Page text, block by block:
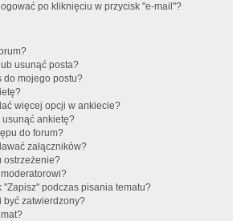
po kliknięciu w przycisk "e-mail"?
usunąć posta?
do mojego postu?
więcej opcji w ankiecie?
ankietę?
do forum?
załączników?
ostrzeżenie?
"Zapisz" podczas pisania tematu?
być zatwierdzony?